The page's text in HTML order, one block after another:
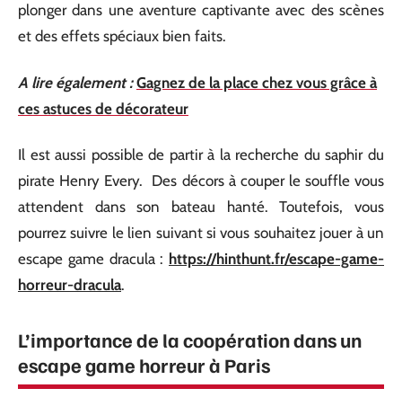
plonger dans une aventure captivante avec des scènes
et des effets spéciaux bien faits.
A lire également : Gagnez de la place chez vous grâce à
ces astuces de décorateur
Il est aussi possible de partir à la recherche du saphir du
pirate Henry Every. Des décors à couper le souffle vous
attendent dans son bateau hanté. Toutefois, vous
pourrez suivre le lien suivant si vous souhaitez jouer à un
escape game dracula : https://hinthunt.fr/escape-game-
horreur-dracula.
L’importance de la coopération dans un
escape game horreur à Paris